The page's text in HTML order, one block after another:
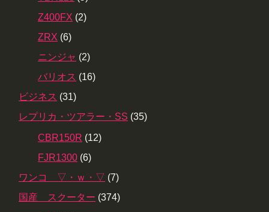
Z400FX (2)
ZRX (6)
ニンジャ (2)
バリオス (16)
ビジネス (31)
レプリカ・ツアラー・SS (35)
CBR150R (12)
FJR1300 (6)
ワンコ ▽・ｗ・▽ (7)
国産 スクーター (374)